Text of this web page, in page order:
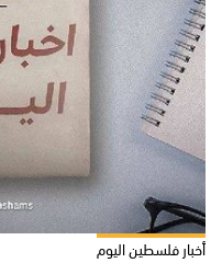
أخبار فلسطين اليوم